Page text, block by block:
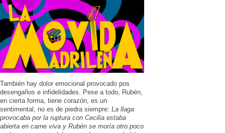
También hay dolor emocional provocado pos
desengaños e infidelidades. Pese a todo, Rubén,
en cierta forma, tiene corazón, es un
sentimental, no es de piedra siempre: La llaga
provocaba por la ruptura con Cecilia estaba
abierta en carne viva y Rubén se moría otro poco